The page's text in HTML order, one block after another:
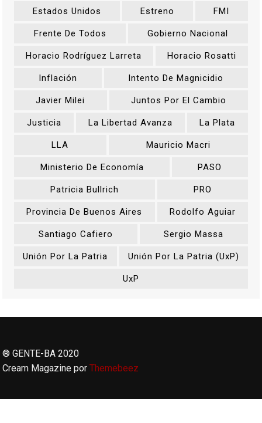
Estados Unidos Estreno FMI
Frente De Todos Gobierno Nacional
Horacio Rodríguez Larreta Horacio Rosatti
Inflación Intento De Magnicidio
Javier Milei Juntos Por El Cambio
Justicia La Libertad Avanza La Plata
LLA Mauricio Macri
Ministerio De Economía PASO
Patricia Bullrich PRO
Provincia De Buenos Aires Rodolfo Aguiar
Santiago Cafiero Sergio Massa
Unión Por La Patria Unión Por La Patria (UxP)
UxP
® GENTE-BA 2020
Cream Magazine porThemebeez